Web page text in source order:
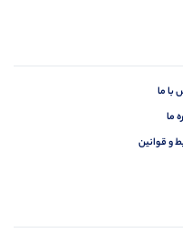
با ما
ما
و قوانین